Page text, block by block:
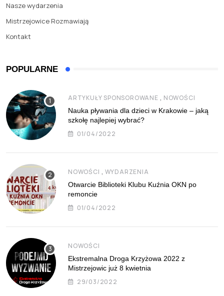
Nasze wydarzenia
Mistrzejowice Rozmawiają
Kontakt
POPULARNE
ARTYKUŁY SPONSOROWANE , NOWOŚCI
Nauka pływania dla dzieci w Krakowie – jaką
szkołę najlepiej wybrać?
01/04/2022
NOWOŚCI , WYDARZENIA
Otwarcie Biblioteki Klubu Kuźnia OKN po
remoncie
01/04/2022
NOWOŚCI
Ekstremalna Droga Krzyżowa 2022 z
Mistrzejowic już 8 kwietnia
29/03/2022